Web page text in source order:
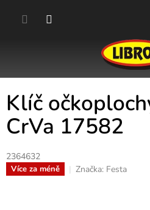
Klíč
CrVa 17582
2364632
Více za méně Značka: Festa